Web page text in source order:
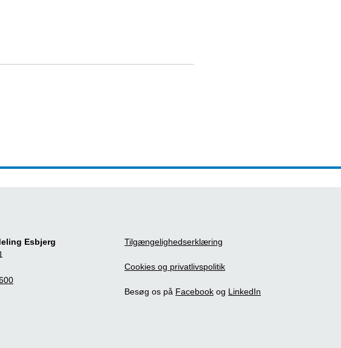
Esbjerg
Tilgængelighedserklæring
Cookies og privatlivspolitik
Besøg os på Facebook og LinkedIn